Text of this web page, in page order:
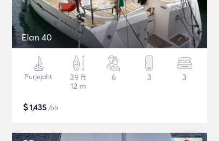
Elan 40
Purjejaht
39 ft
12 m
6 3 3
$1,435 /öö